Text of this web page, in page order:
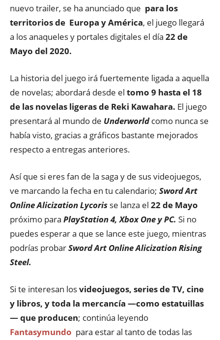
nuevo trailer, se ha anunciado que para los
territorios de Europa y América, el juego llegará
a los anaqueles y portales digitales el día 22 de
Mayo del 2020.
La historia del juego irá fuertemente ligada a aquella
de novelas; abordará desde el tomo 9 hasta el 18
de las novelas ligeras de Reki Kawahara. El juego
presentará al mundo de Underworldcomo nunca se
había visto, gracias a gráficos bastante mejorados
respecto a entregas anteriores.
Así que si eres fan de la saga y de sus videojuegos,
ve marcando la fecha en tu calendario; Sword Art
Online Alicization Lycoris se lanza el 22 de Mayo
próximo para PlayStation 4, Xbox One y PC. Si no
puedes esperar a que se lance este juego, mientras
podrías probarSword Art Online Alicization Rising
Steel.
Si te interesan losvideojuegos, series de TV, cine
y libros, y toda la mercancía —como estatuillas
— que producen; continúa leyendo
Fantasymundo para estar al tanto de todas las